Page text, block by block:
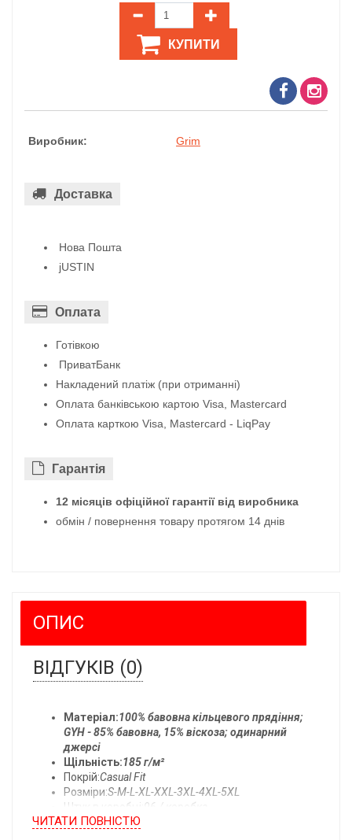
КУПИТИ
Виробник: Grim
Доставка
Нова Пошта
jUSTIN
Оплата
Готівкою
ПриватБанк
Накладений платіж (при отриманні)
Оплата банківською картою Visa, Mastercard
Оплата карткою Visa, Mastercard - LiqPay
Гарантiя
12 місяців офіційної гарантії від виробника
обмін / повернення товару протягом 14 днів
ОПИС
ВІДГУКІВ (0)
Матеріал:100% бавовна кільцевого прядіння;
GYH - 85% бавовна, 15% віскоза; одинарний
джерсі
Щільність:185 г/м²
Покрій:Casual Fit
Розміри:S-M-L-XL-XXL-3XL-4XL-5XL
Штук в коробці: 96 / коробка
Температура прання:
ЧИТАТИ ПОВНIСТЮ